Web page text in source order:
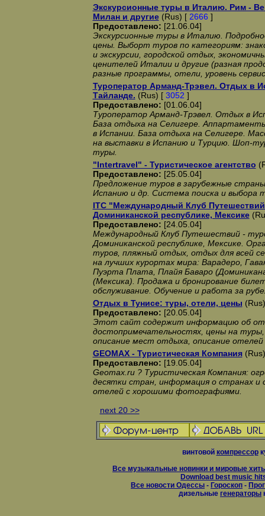
Экскурсионные туры в Италию. Рим -
Милан и другие(Rus) [ 2666 ]
Предоставлено: [21.06.04]
Экскурсионные туры в Италию.
цены. Выборт туров по категориям:
и экскурсии, городской отдых,
ценителей Италии и другие (разная
разные программы, отели, уровень
Туроператор Арманд-Трэвел. Отдых в
Тайланде. (Rus) [ 3052 ]
Предоставлено: [01.06.04]
Туроператор Арманд-Трэвел. Отдых в
База отдыха на Селигере.
в Испании. База отдыха на Селигере.
на выставки в Испанию и Турцию. Шоп-
туры.
"Intertravel" - Туристическое агентство
Предоставлено: [25.05.04]
Предложение туров в зарубежные
Испанию и др. Система поиска и выбора
ITC "Международный Клуб
Доминиканской республике, Мексике
Предоставлено: [24.05.04]
Международный Клуб Путешествий -
Доминиканской республике, Мексике.
туров, пляжный отдых, отдых для всей
на лучших курортах мира: Варадеро,
Пуэрта Плата, Плайя Баваро
(Мексика). Продажа и бронирование
обслуживание. Обучение и работа за
Отдых в Тунисе: туры, отели, цены
Предоставлено: [20.05.04]
Этот сайт содержит информацию об
достопримечательностях, цены на
описание мест отдыха, описание отелей
GEOMAX - Туристическая Компания
Предоставлено: [19.05.04]
Geomax.ru ? Туристическая Компания:
десятки стран, информация о странах и
отелей с хорошими фотографиями.
next 20 >>
винтовой компрессор
Все музыкальные новинки и мировые
Download best music
Все новости Одессы - Гороскоп -
дизельные генераторы